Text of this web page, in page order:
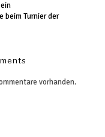
beim Turnier der
vorhanden.